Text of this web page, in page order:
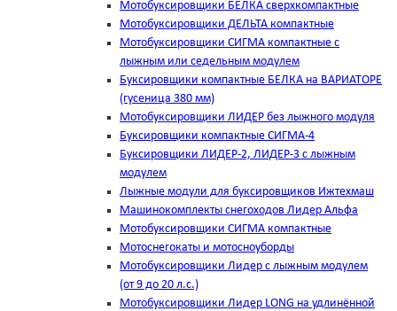
Мотобуксировщики БЕЛКА сверхкомпактные
Мотобуксировщики ДЕЛЬТА компактные
Мотобуксировщики СИГМА компактные с
лыжным или седельным модулем
Буксировщики компактные БЕЛКА на ВАРИАТОРЕ
(гусеница 380 мм)
Мотобуксировщики ЛИДЕР без лыжного модуля
Буксировщики компактные СИГМА-4
Буксировщики ЛИДЕР-2, ЛИДЕР-3 c лыжным
модулем
Лыжные модули для буксировщиков Ижтехмаш
Машинокомплекты снегоходов Лидер Альфа
Мотобуксировщики СИГМА компактные
Мотоснегокаты и мотосноуборды
Мотобуксировщики Лидер с лыжным модулем
(от 9 до 20 л.с.)
Мотобуксировщики Лидер LONG на удлинённой